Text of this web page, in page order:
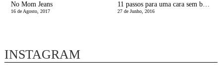
No Mom Jeans
16 de Agosto, 2017
11 passos para uma cara sem borbulhas
27 de Junho, 2016
INSTAGRAM